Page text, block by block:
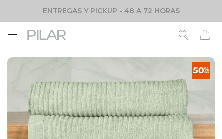
ENTREGAS Y PICKUP - 48 A 72 HORAS
